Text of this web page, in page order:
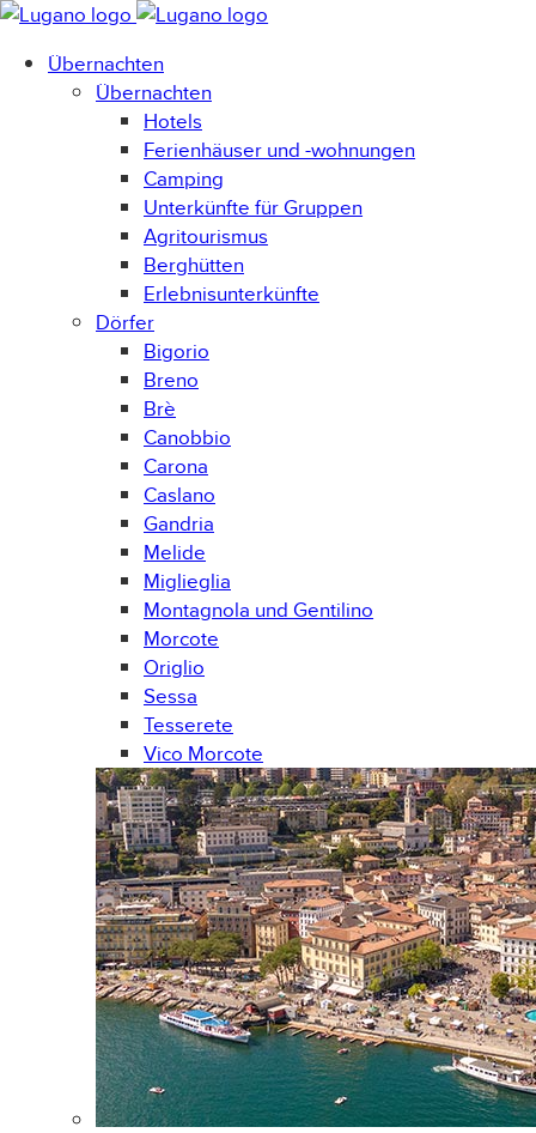
Übernachten
Übernachten
Hotels
Ferienhäuser und -wohnungen
Camping
Unterkünfte für Gruppen
Agritourismus
Berghütten
Erlebnisunterkünfte
Dörfer
Bigorio
Breno
Brè
Canobbio
Carona
Caslano
Gandria
Melide
Miglieglia
Montagnola und Gentilino
Morcote
Origlio
Sessa
Tesserete
Vico Morcote